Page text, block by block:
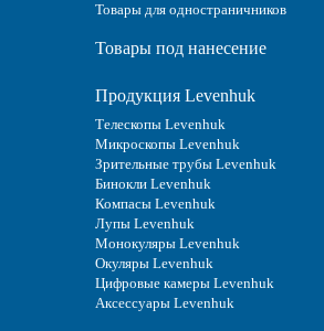
Товары для одностраничников
Товары под нанесение
Продукция Levenhuk
Телескопы Levenhuk
Микроскопы Levenhuk
Зрительные трубы Levenhuk
Бинокли Levenhuk
Компасы Levenhuk
Лупы Levenhuk
Монокуляры Levenhuk
Окуляры Levenhuk
Цифровые камеры Levenhuk
Аксессуары Levenhuk